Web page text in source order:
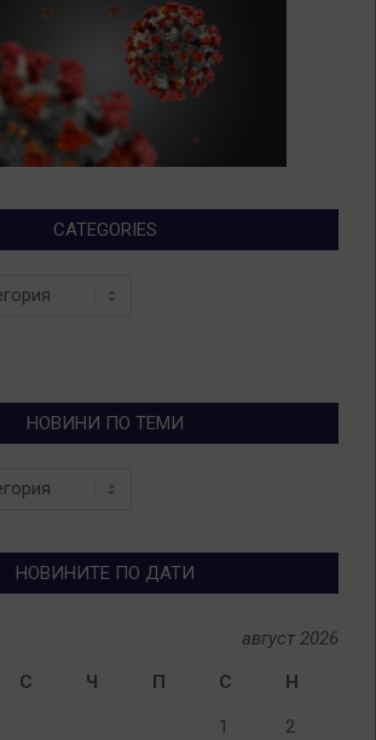
CATEGORIES
НОВИНИ ПО ТЕМИ
НОВИНИТЕ ПО ДАТИ
август 2026
С Ч П С Н
1 2